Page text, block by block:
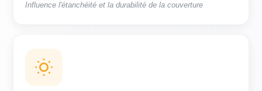
Influence l'étanchéité et la durabilité de la couverture